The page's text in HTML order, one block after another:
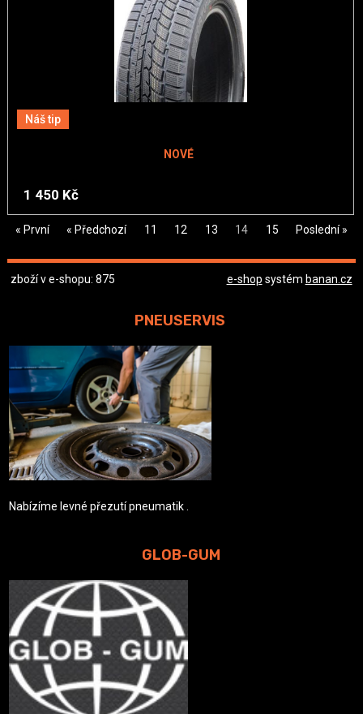
Náš tip
NOVÉ
1 450 Kč
« První « Předchozí 11 12 13 14 15 Poslední »
zboží v e-shopu: 875 e-shop systém banan.cz
PNEUSERVIS
Nabízíme levné přezutí pneumatik .
GLOB-GUM